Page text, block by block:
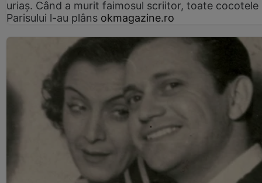
uriaș. Când a murit faimosul scriitor, toate cocotele
Parisului l-au plâns okmagazine.ro